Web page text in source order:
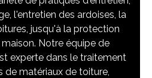
l'entretien des ardoises, la
jusqu'à la protection
Notre équipe de
experte dans le traitement
de matériaux de toiture,